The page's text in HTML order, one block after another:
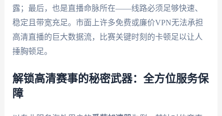
露；最后，也是直播命脉所在——线路必须足够快速、
稳定且带宽充足。市面上许多免费或廉价VPN无法承担
高清直播的巨大数据流，比赛关键时刻的卡顿足以让人
捶胸顿足。
解锁高清赛事的秘密武器：全方位服务保
障